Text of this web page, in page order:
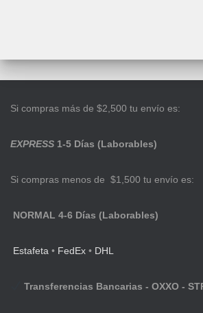
Si compras más de $2,500 tu envío es:
EXPRESS 1-5 Días (Laborables)
Si compras menos de $1,500 tu envío es:
NORMAL 4-6 Días (Laborables)
Estafeta • FedEx • DHL
Transferencias Bancarias - OXXO -